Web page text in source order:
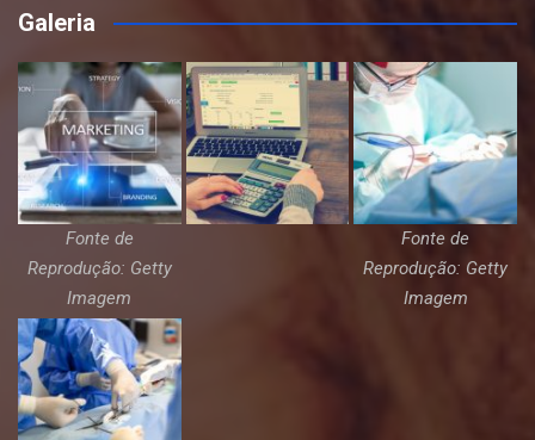
Galeria
Fonte de
Reprodução: Getty
Imagem
Fonte de
Reprodução: Getty
Imagem